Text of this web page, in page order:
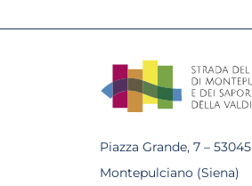
Piazza Grande, 7 – 53045
Montepulciano (Siena)